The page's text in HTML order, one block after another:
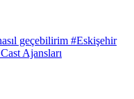
geçebilirim #Eskişehir
Ajansları